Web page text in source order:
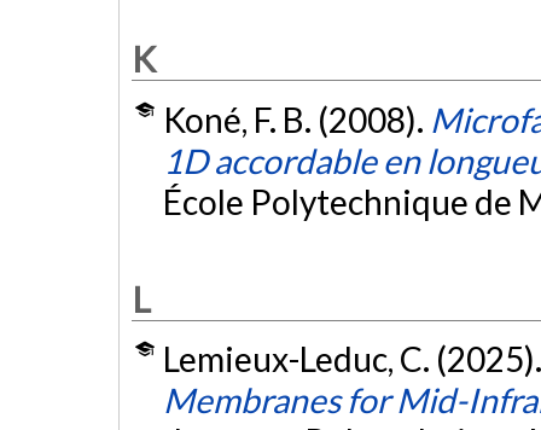
K
Koné, F. B. (2008).
1D accordable en
École Polytechnique de
L
Lemieux-Leduc, C.
Membranes for Mid-